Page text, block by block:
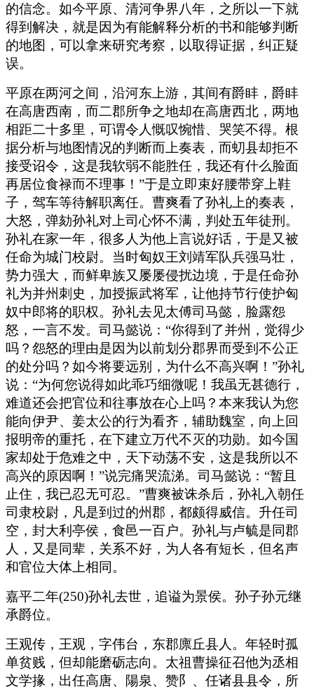
的信念。如今平原、清河争界八年，之所以一下就
得到解决，就是因为有能解释分析的书和能够判断
的地图，可以拿来研究考察，以取得证据，纠正疑
误。
平原在两河之间，沿河东上游，其间有爵盽，爵盽
在高唐西南，而二郡所争之地却在高唐西北，两地
相距二十多里，可谓令人慨叹惋惜、哭笑不得。根
据分析与地图情况的判断而上奏表，而虭县却拒不
接受诏令，这是我软弱不能胜任，我还有什么脸面
再居位食禄而不理事！”于是立即束好腰带穿上鞋
子，驾车等待解职离任。曹爽看了孙礼上的奏表，
大怒，弹劾孙礼对上司心怀不满，判处五年徒刑。
孙礼在家一年，很多人为他上言说好话，于是又被
任命为城门校尉。当时匈奴王刘靖军队兵强马壮，
势力强大，而鲜卑族又屡屡侵扰边境，于是任命孙
礼为并州刺史，加授振武将军，让他持节行使护匈
奴中郎将的职权。孙礼去见太傅司马懿，脸露怨
怒，一言不发。司马懿说：“你得到了并州，觉得少
吗？怨怒的理由是因为以前划分郡界而受到不公正
的处分吗？如今将要远别，为什么不高兴啊！”孙礼
说：“为何您说得如此乖巧细微呢！我虽无甚德行，
难道还会把官位和往事放在心上吗？本来我认为您
能向伊尹、姜太公的行为看齐，辅助魏室，向上回
报明帝的重托，在下建立万代不灭的功勋。如今国
家却处于危难之中，天下动荡不安，这是我所以不
高兴的原因啊！”说完痛哭流涕。司马懿说：“暂且
止住，我已忍无可忍。”曹爽被诛杀后，孙礼入朝任
司隶校尉，凡是到过的州郡，都颇得威信。升任司
空，封大利亭侯，食邑一百户。孙礼与卢毓是同郡
人，又是同辈，关系不好，为人各有短长，但名声
和官位大体上相同。
嘉平二年(250)孙礼去世，追谥为景侯。孙子孙元继
承爵位。
王观传，王观，字伟台，东郡廪丘县人。年轻时孤
单贫贱，但却能磨砺志向。太祖曹操征召他为丞相
文学掾，出任高唐、陽泉、赞阝、任诸县县令，所